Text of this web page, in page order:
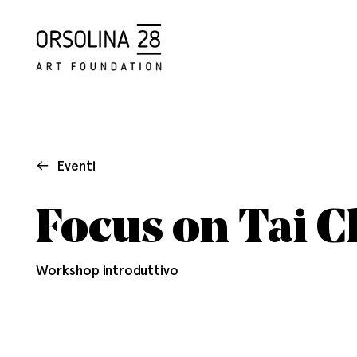
Eventi
Focus on Tai
Workshop introduttivo